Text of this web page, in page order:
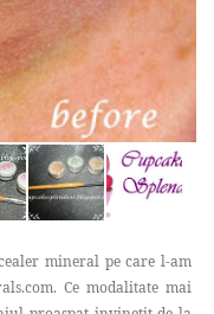
mineral pe care l-am
Ce modalitate mai